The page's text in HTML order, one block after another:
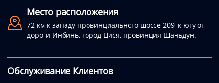

Место расположения
72 км к западу провинциального шоссе 209, к югу от
дороги Инбинь, город Цися, провинция Шаньдун.
Обслуживание Клиентов